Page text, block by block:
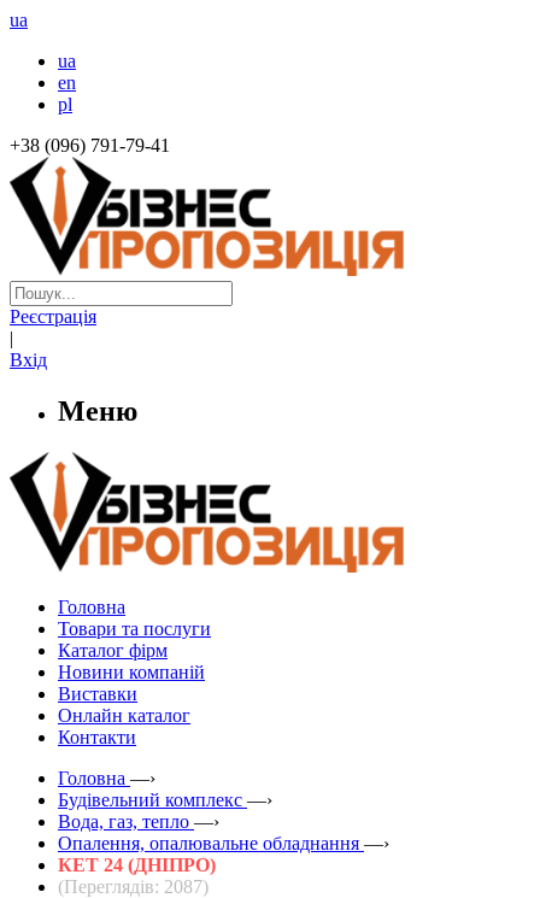
ua
ua
en
pl
+38 (096) 791-79-41
Реєстрація
|
Вхід
Меню
Головна
Товари та послуги
Каталог фірм
Новини компаній
Виставки
Онлайн каталог
Контакти
Головна —›
Будівельний комплекс —›
Вода, газ, тепло —›
Опалення, опалювальне обладнання —›
КЕТ 24 (ДНІПРО)
(Переглядів: 2087)